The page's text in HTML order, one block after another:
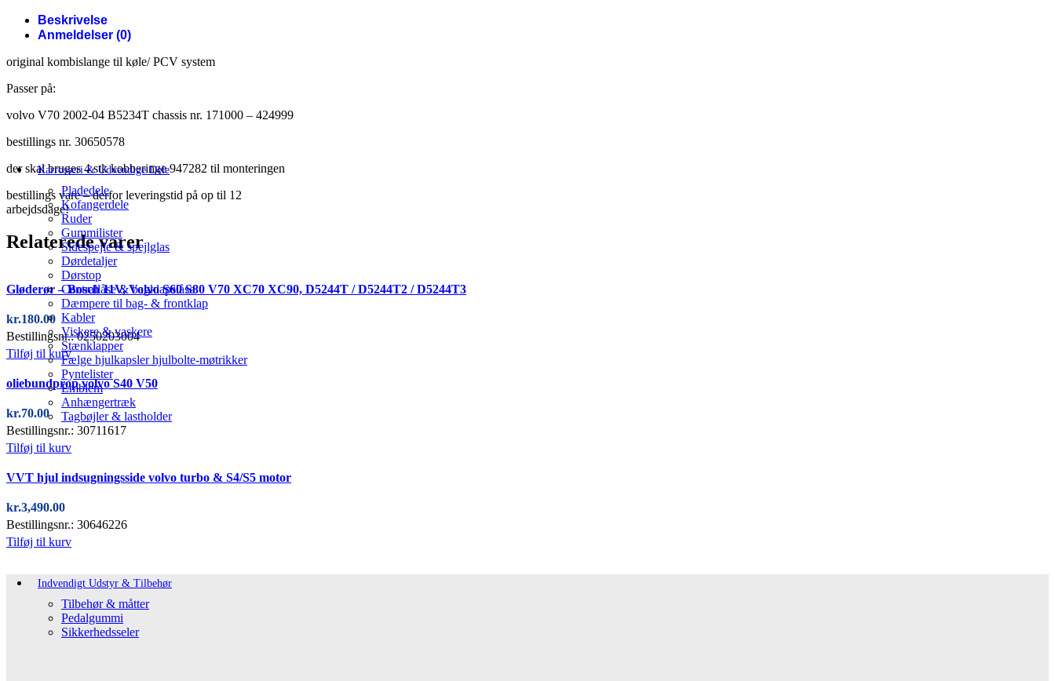
Karrosseri & Udvendige Dele
Pladedele
Kofangerdele
Ruder
Gummilister
Sidespejle & spejlglas
Dørdetaljer
Dørstop
Centrallåse & bagklapslåse
Dæmpere til bag- & frontklap
Kabler
Viskere & vaskere
Stænklapper
Fælge hjulkapsler hjulbolte-møtrikker
Pyntelister
Emblem
Anhængertræk
Tagbøjler & lastholder
Indvendigt Udstyr & Tilbehør
Tilbehør & måtter
Pedalgummi
Sikkerhedsseler
Beskrivelse
Anmeldelser (0)
original kombislange til køle/ PCV system
Passer på:
volvo V70 2002-04 B5234T chassis nr. 171000 – 424999
bestillings nr. 30650578
der skal bruges 4 stk kobberinge 947282 til monteringen
bestillings vare – derfor leveringstid på op til 12
arbejdsdage!
Relaterede varer
Gløderør – Bosch 11V, Volvo S60 S80 V70 XC70 XC90, D5244T / D5244T2 / D5244T3
kr.180.00
Bestillingsnr.: 0250203004
Tilføj til kurv
oliebundprop volvo S40 V50
kr.70.00
Bestillingsnr.: 30711617
Tilføj til kurv
VVT hjul indsugningsside volvo turbo & S4/S5 motor
kr.3,490.00
Bestillingsnr.: 30646226
Tilføj til kurv